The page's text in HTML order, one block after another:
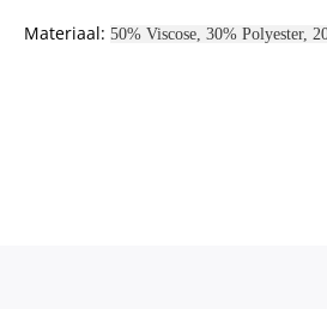
Materiaal: 50% Viscose, 30% Polyester,